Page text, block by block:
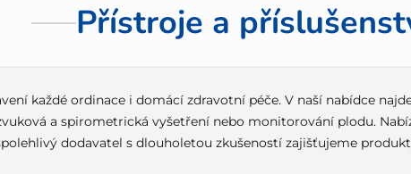
Přístroje a
každé ordinace i domácí zdravotní péče. V naší nabídce
a spirometrická vyšetření nebo monitorování plodu.
dodavatel s dlouholetou zkušeností zajišťujeme